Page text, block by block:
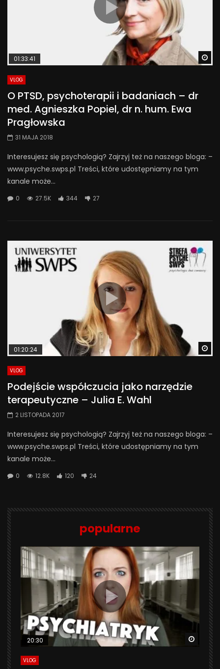
01:33:41
VLOG
O PTSD, psychoterapii i badaniach – dr
med. Agnieszka Popiel, dr n. hum. Ewa
Pragłowska
31 MAJA 2018
Interesujesz się psychologią? Zajrzyj też na naszego bloga: –
www.psyche.swps.pl Treści, które udostępniamy na tym
kanale może...
0 27.5K 344 27
01:20:24
VLOG
Podejście współczucia jako narzędzie
terapeutyczne – Julia E. Wahl
2 LISTOPADA 2017
Interesujesz się psychologią? Zajrzyj też na naszego bloga: –
www.psyche.swps.pl Treści, które udostępniamy na tym
kanale może...
0 12.8K 120 24
popularne
20:30
VLOG